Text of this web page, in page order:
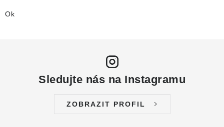
Reklamace
Poptávka
Ok
Sledujte nás na Instagramu
ZOBRAZIT PROFIL